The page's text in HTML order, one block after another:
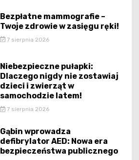
Bezpłatne mammografie –
Twoje zdrowie w zasięgu ręki!
7 sierpnia 2026
Niebezpieczne pułapki:
Dlaczego nigdy nie zostawiaj
dzieci i zwierząt w
samochodzie latem!
7 sierpnia 2026
Gąbin wprowadza
defibrylator AED: Nowa era
bezpieczeństwa publicznego